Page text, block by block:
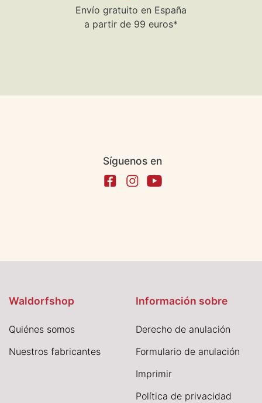
Envío gratuito en España
a partir de 99 euros*
Síguenos en
Waldorfshop
Quiénes somos
Nuestros fabricantes
Información sobre
Derecho de anulación
Formulario de anulación
Imprimir
Política de privacidad